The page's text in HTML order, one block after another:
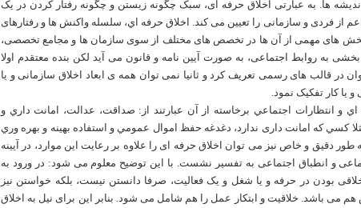
ها. به عبارتی اخلاق حرفه ای، سبک چگونه زیستن و چگونه رفتار کردن در یک
فردی و سازمانی را تعیین می کند. اخلاق حرفه اي، سلسله واکنش ها و رفتارهای
های مهمی از آن ها در تخصص های مختلف از سوی سازمان ها و مجامع تخصصی،
به روابط اجتماعی، به صورت آیین نامه و قانون می آید لکن بنده معتقدم اولا
در قالب های رسمی تعریف کرد و ثانیا نمی توان همه ی ابعاد اخلاق سازمانی و یا
یا کار تفکیک نمود.
و انتظارات اجتماعي برخاسته از آن عبارتند از: صداقت، عدالت، امانت داري و
کسي که امانت داری ندارد، دغدغه حفظ اموال عمومي و استفاده بهينه و بهره‏ وري
به طور دقیق و خاص نیز می توان اخلاق حرفه ای را علاوه بر رعایت این موارد، در آیینه
و انطباق اجتماعی به تفسیر نشست. با این توضیح معلوم می شود: در ورود به
بودن در حرفه و یا شغل و یک فعالیت، صرفا دانستن نیست، بلکه خواستن نیز
می باشد. خلاقیت و ابتکار عمل را هم شامل می شود. بنابر این برای نیل به اخلاق